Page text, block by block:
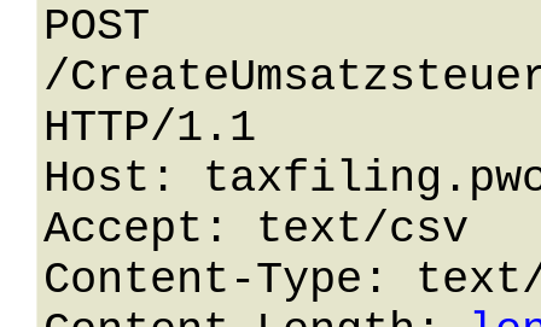
POST
/
HTTP/1.1
Host:
Accept: text/csv
Content-Type: